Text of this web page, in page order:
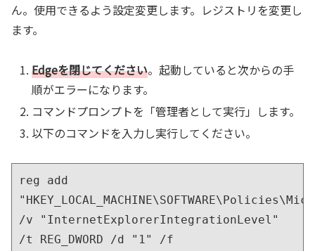
ん。使用できるよう設定変更します。レジストリを変更し
ます。
Edgeを閉じてください。起動していると次からの手
順がエラーになります。
コマンドプロンプトを「管理者として実行」します。
以下のコマンドを入力し実行してください。
reg add
/v "InternetExplorerIntegrationLevel"
/t REG_DWORD /d "1" /f